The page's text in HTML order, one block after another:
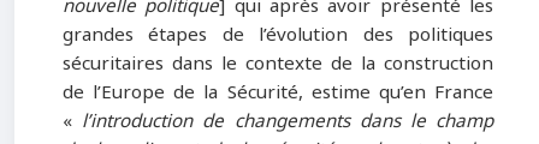
grandes étapes de l’évolution des politiques
sécuritaires dans le contexte de la construction
de l’Europe de la Sécurité, estime qu’en France
« l’introduction de changements dans le champ